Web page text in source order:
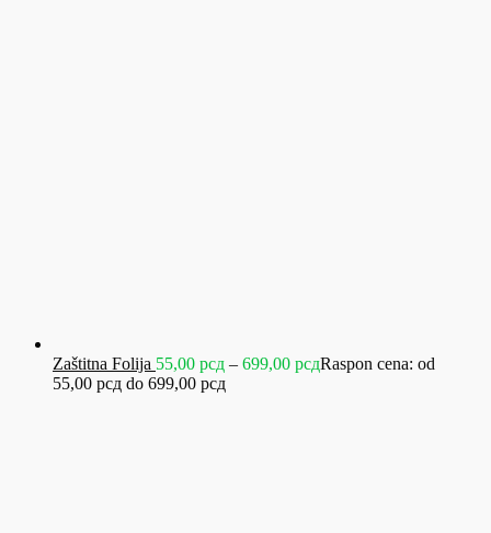
Zaštitna Folija 55,00 рсд – 699,00 рсдRaspon cena: od
55,00 рсд do 699,00 рсд